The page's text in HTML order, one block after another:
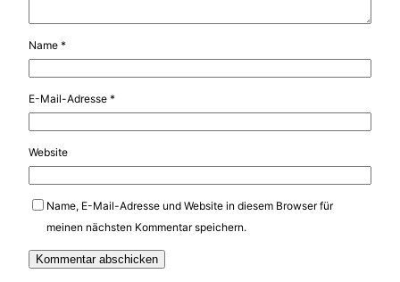
Name *
E-Mail-Adresse *
Website
Name, E-Mail-Adresse und Website in diesem Browser für
meinen nächsten Kommentar speichern.